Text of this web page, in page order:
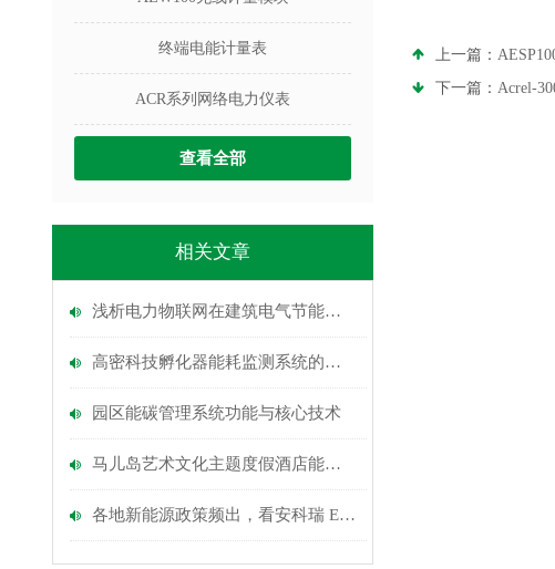
终端电能计量表
ACR系列网络电力仪表
查看全部
相关文章
浅析电力物联网在建筑电气节能中的应用
高密科技孵化器能耗监测系统的应用
园区能碳管理系统功能与核心技术
马儿岛艺术文化主题度假酒店能耗监测系统的设计与应用
各地新能源政策频出，看安科瑞 EMS 如何 “接招”？
上一篇：
下一篇： Acrel-